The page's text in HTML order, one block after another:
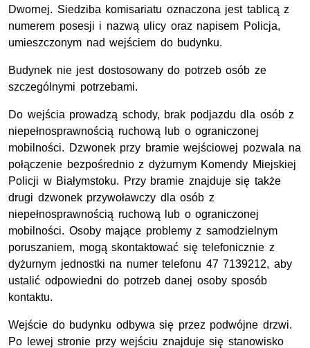
Dwornej. Siedziba komisariatu oznaczona jest tablicą z
numerem posesji i nazwą ulicy oraz napisem Policja,
umieszczonym nad wejściem do budynku.
Budynek nie jest dostosowany do potrzeb osób ze
szczególnymi potrzebami.
Do wejścia prowadzą schody, brak podjazdu dla osób z
niepełnosprawnością ruchową lub o ograniczonej
mobilności. Dzwonek przy bramie wejściowej pozwala na
połączenie bezpośrednio z dyżurnym Komendy Miejskiej
Policji w Białymstoku. Przy bramie znajduje się także
drugi dzwonek przywoławczy dla osób z
niepełnosprawnością ruchową lub o ograniczonej
mobilności. Osoby mające problemy z samodzielnym
poruszaniem, mogą skontaktować się telefonicznie z
dyżurnym jednostki na numer telefonu 47 7139212, aby
ustalić odpowiedni do potrzeb danej osoby sposób
kontaktu.
Wejście do budynku odbywa się przez podwójne drzwi.
Po lewej stronie przy wejściu znajduje się stanowisko